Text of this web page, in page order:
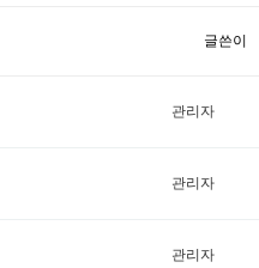
글쓴이
관리자
관리자
관리자